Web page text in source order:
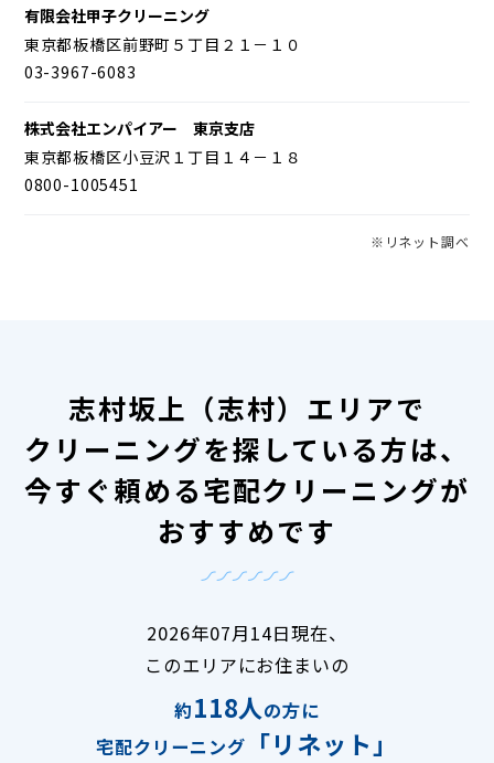
有限会社甲子クリーニング
東京都板橋区前野町５丁目２１－１０
03-3967-6083
株式会社エンパイアー 東京支店
東京都板橋区小豆沢１丁目１４－１８
0800-1005451
※リネット調べ
志村坂上（志村）エリアで
クリーニングを探している方は、
今すぐ頼める宅配クリーニングが
おすすめです
2026年07月14日現在、
このエリアにお住まいの
約118人の方に
宅配クリーニング
「リネット」